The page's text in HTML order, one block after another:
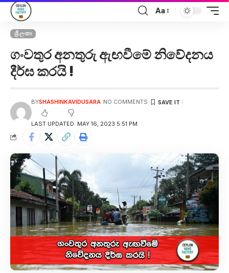
Aa
ශ්‍රී ලංකා
ගංවතුර අනතුරු ඇඟවීමේ නිවේදනය
දීර්ඝ කරයි !
LAST UPDATED: MAY 16, 2023 5:51 PM
BYSHASHINKAVIDUSARA NO COMMENTS